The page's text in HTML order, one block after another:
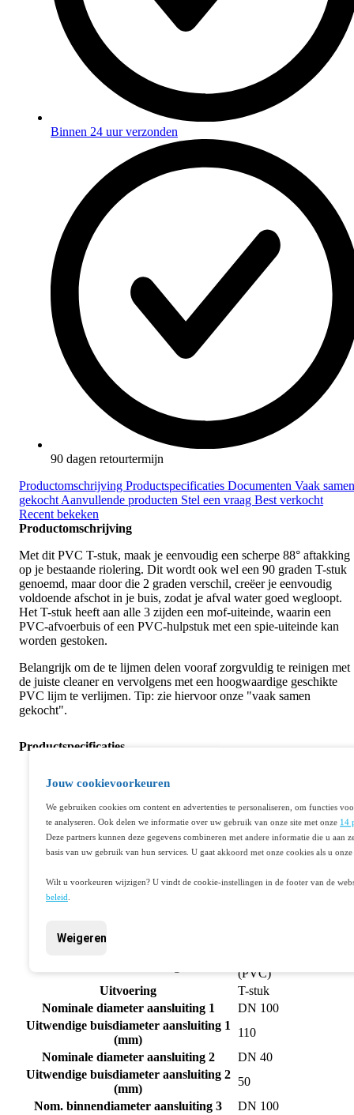
Jouw cookievoorkeuren
We gebruiken cookies om content en advertenties te personaliseren, om functies
te analyseren. Ook delen we informatie over uw gebruik van onze site met onze 14
Deze partners kunnen deze gegevens combineren met andere informatie die u aan
basis van uw gebruik van hun services. U gaat akkoord met onze cookies als u
Wilt u voorkeuren wijzigen? U vindt de cookie-instellingen in de footer van de
beleid
Weigeren
Binnen 24 uur verzonden
90 dagen retourtermijn
Productomschrijving Productspecificaties Documenten Vaak samen
gekocht Aanvullende producten Stel een vraag Best verkocht
Recent bekeken
Productomschrijving
Met dit PVC T-stuk, maak je eenvoudig een scherpe 88° aftakking
op je bestaande riolering. Dit wordt ook wel een 90 graden T-stuk
genoemd, maar door die 2 graden verschil, creëer je eenvoudig
voldoende afschot in je buis, zodat je afval water goed wegloopt.
Het T-stuk heeft aan alle 3 zijden een mof-uiteinde, waarin een
PVC-afvoerbuis of een PVC-hulpstuk met een spie-uiteinde kan
worden gestoken.
Belangrijk om de te lijmen delen vooraf zorgvuldig te reinigen met
de juiste cleaner en vervolgens met een hoogwaardige geschikte
PVC lijm te verlijmen. Tip: zie hiervoor onze "vaak samen
gekocht".
Productspecificaties
Fabrikantnummer
Wavin
Productgroep
Fitting met 3
aansluitingen
hulpstukken
Materiaal aansluiting 1
Materiaal aansluiting 2
(PVC)
Uitvoering
T-stuk
Nominale diameter aansluiting 1
DN 100
Uitwendige buisdiameter aansluiting 1
(mm)
110
Nominale diameter aansluiting 2
DN 40
Uitwendige buisdiameter aansluiting 2
(mm)
50
Nom. binnendiameter aansluiting 3
DN 100